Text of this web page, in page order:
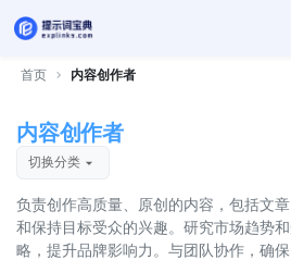
首页 内容创作者
内容创作者
切换分类
负责创作高质量、原创的内容，包括文
和保持目标受众的兴趣。研究市场趋势
略，提升品牌影响力。与团队协作，确保